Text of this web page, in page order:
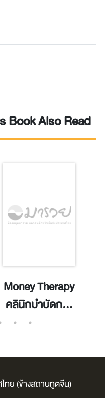
Book Also Read
Money Therapy
คลินิกบำบัดการ
เงินใกล้ฉัน / ธน
ทย (ข้างสถานทูตจีน)